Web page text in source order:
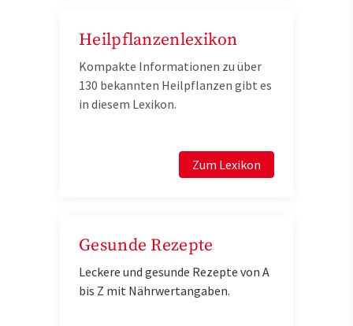
Heilpflanzenlexikon
Kompakte Informationen zu über
130 bekannten Heilpflanzen gibt es
in diesem Lexikon.
Zum Lexikon
Gesunde Rezepte
Leckere und gesunde Rezepte von A
bis Z mit Nährwertangaben.